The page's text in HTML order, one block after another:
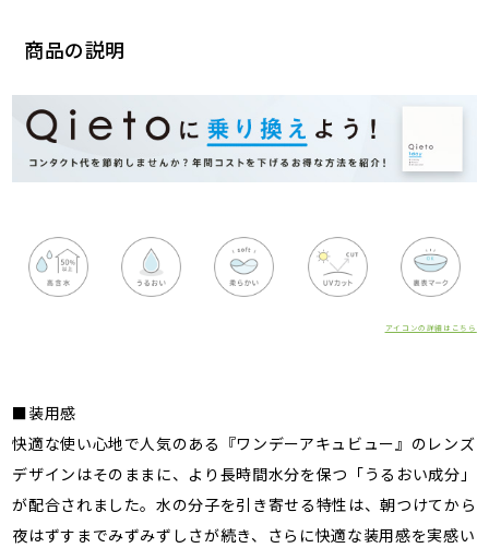
商品の説明
アイコンの詳細はこちら
■装用感
快適な使い心地で人気のある『ワンデーアキュビュー』のレンズ
デザインはそのままに、より長時間水分を保つ「うるおい成分」
が配合されました。水の分子を引き寄せる特性は、朝つけてから
夜はずすまでみずみずしさが続き、さらに快適な装用感を実感い